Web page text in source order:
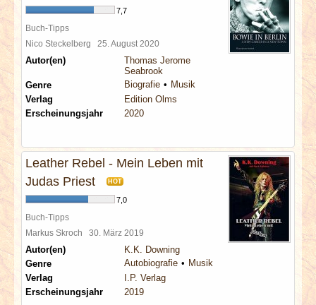
7,7
Buch-Tipps
Nico Steckelberg 25. August 2020
Autor(en)
Thomas Jerome
Seabrook
Genre
Biografie
Musik
Verlag
Edition Olms
Erscheinungsjahr
2020
Leather Rebel - Mein Leben mit
Judas Priest
HOT
7,0
Buch-Tipps
Markus Skroch 30. März 2019
Autor(en)
K.K. Downing
Genre
Autobiografie
Musik
Verlag
I.P. Verlag
Erscheinungsjahr
2019